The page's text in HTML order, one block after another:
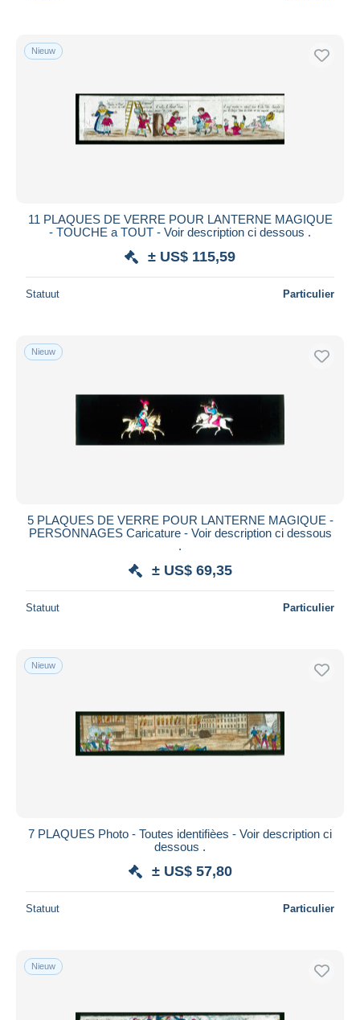
Gratis levering
PayPal
Bankoverschrijving
Visa
Maestro
Woonplaats van de verkoper
Toepassen
Nieuw
11 PLAQUES DE VERRE POUR LANTERNE MAGIQUE
- TOUCHE a TOUT - Voir description ci dessous .
± US$ 115,59
Statuut Particulier
Nieuw
5 PLAQUES DE VERRE POUR LANTERNE MAGIQUE -
PERSONNAGES Caricature - Voir description ci dessous
.
± US$ 69,35
Statuut Particulier
Nieuw
7 PLAQUES Photo - Toutes identifièes - Voir description ci
dessous .
± US$ 57,80
Statuut Particulier
Nieuw